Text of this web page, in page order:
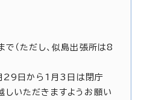
（ただし、似島出張所は8
29日から1月3日は閉庁
しいただきますようお願い